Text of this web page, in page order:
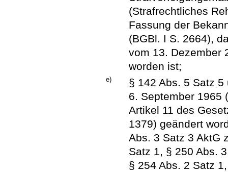
(Strafrechtliches
Fassung der
(BGBl. I S. 2664),
vom 13. Dezember
worden ist;
e)
§ 142 Abs. 5 Satz
6. September 1965
Artikel 11 des
1379) geändert
Abs. 3 Satz 3 AktG
Satz 1, § 250 Abs.
§ 254 Abs. 2 Satz